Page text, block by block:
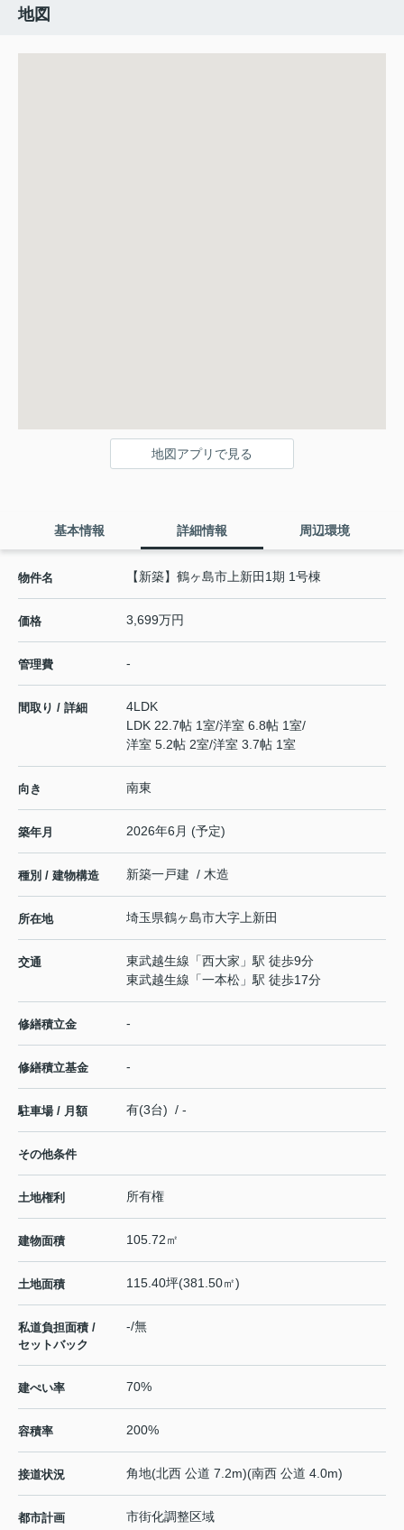
地図
地図アプリで見る
基本情報 詳細情報 周辺環境
物件名 【新築】鶴ヶ島市上新田1期 1号棟
価格 3,699万円
管理費 -
間取り / 詳細
4LDK
LDK 22.7帖 1室/洋室 6.8帖 1室/
洋室 5.2帖 2室/洋室 3.7帖 1室
向き 南東
築年月 2026年6月 (予定)
種別 / 建物構造 新築一戸建 / 木造
所在地 埼玉県鶴ヶ島市大字上新田
交通 東武越生線 「西大家 」駅 徒歩9分
東武越生線 「一本松 」駅 徒歩17分
修繕積立金 -
修繕積立基金 -
駐車場 / 月額 有(3台) / -
その他条件
土地権利 所有権
建物面積 105.72㎡
土地面積 115.40坪(381.50㎡)
私道負担面積 /
セットバック
-/無
建ぺい率 70%
容積率 200%
接道状況 角地(北西 公道 7.2m)(南西 公道 4.0m)
都市計画 市街化調整区域